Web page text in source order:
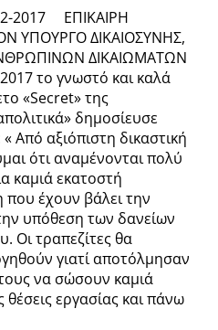
2017 ΕΠΙΚΑΙΡΗ
ΥΠΟΥΡΓΟ ΔΙΚΑΙΟΣΥΝΗΣ,
ΔΙΚΑΙΩΜΑΤΩΝ
το γνωστό και καλά
«Secret» της
δημοσίευσε
Από αξιόπιστη δικαστική
ότι αναμένονται πολύ
καμιά εκατοστή
που έχουν βάλει την
υπόθεση των δανείων
Οι τραπεζίτες θα
γιατί αποτόλμησαν
να σώσουν καμιά
θέσεις εργασίας και πάνω